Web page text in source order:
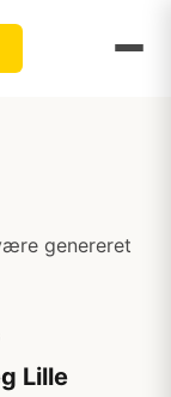
genereret
Lille